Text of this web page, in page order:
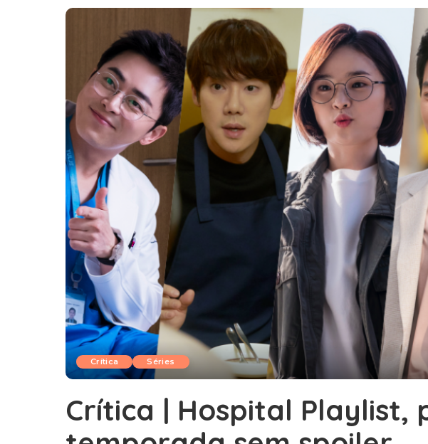
Crítica Séries
Crítica | Hospital Playlist,